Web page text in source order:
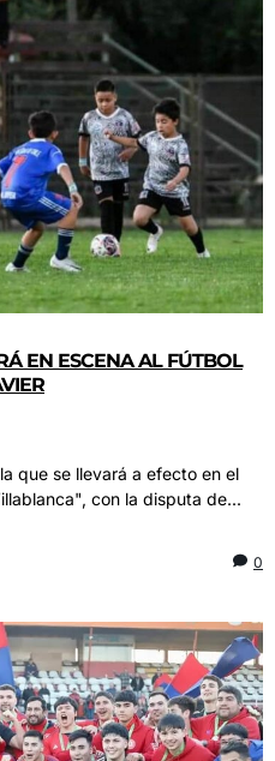
EN ESCENA AL FÚTBOL
que se llevará a efecto en el
con la disputa de...
0